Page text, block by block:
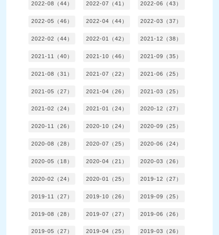
2022-08（44） 2022-07（41） 2022-06（43）
2022-05（46） 2022-04（44） 2022-03（37）
2022-02（44） 2022-01（42） 2021-12（38）
2021-11（40） 2021-10（46） 2021-09（35）
2021-08（31） 2021-07（22） 2021-06（25）
2021-05（27） 2021-04（26） 2021-03（25）
2021-02（24） 2021-01（24） 2020-12（27）
2020-11（26） 2020-10（24） 2020-09（25）
2020-08（28） 2020-07（25） 2020-06（24）
2020-05（18） 2020-04（21） 2020-03（26）
2020-02（24） 2020-01（25） 2019-12（27）
2019-11（27） 2019-10（26） 2019-09（25）
2019-08（28） 2019-07（27） 2019-06（26）
2019-05（27） 2019-04（25） 2019-03（26）